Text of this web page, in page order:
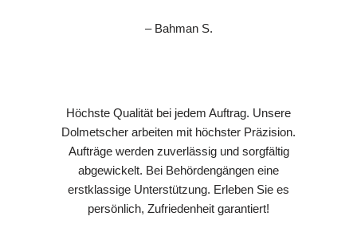
– Bahman S.
Höchste Qualität bei jedem Auftrag. Unsere
Dolmetscher arbeiten mit höchster Präzision.
Aufträge werden zuverlässig und sorgfältig
abgewickelt. Bei Behördengängen eine
erstklassige Unterstützung. Erleben Sie es
persönlich, Zufriedenheit garantiert!